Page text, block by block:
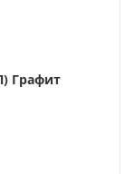
Графит